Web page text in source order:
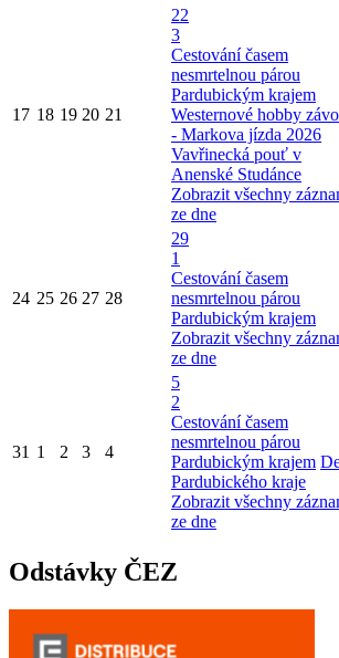
17 18 19 20 21
22
3
Cestování časem
nesmrtelnou párou
Pardubickým krajem
Westernové hobby
- Markova jízda 2026
Vavřinecká pouť v
Anenské Studánce
Zobrazit všechny
ze dne
24 25 26 27 28
29
1
Cestování časem
nesmrtelnou párou
Pardubickým krajem
Zobrazit všechny
ze dne
31 1 2 3 4
5
2
Cestování časem
nesmrtelnou párou
Pardubickým krajem
Pardubického kraje
Zobrazit všechny
ze dne
Odstávky ČEZ